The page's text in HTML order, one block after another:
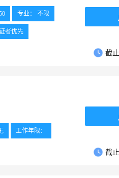
专业： 不限
者优先
截
工作年限：
截